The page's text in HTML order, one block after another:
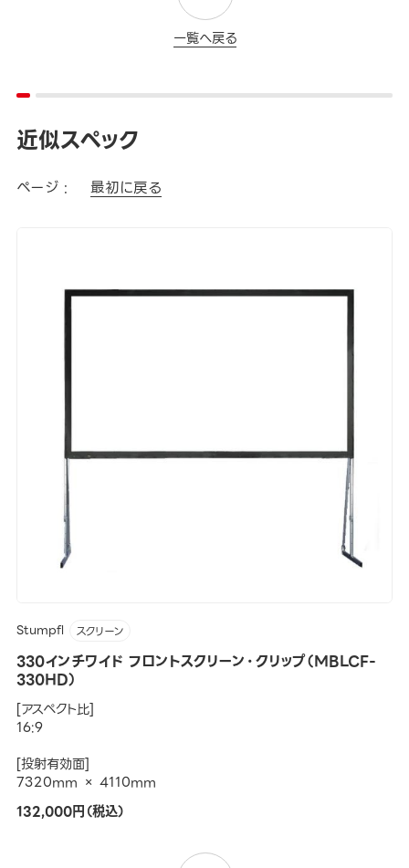
一覧へ戻る
近似スペック
ページ : 最初に戻る
Stumpfl スクリーン
330インチワイド フロントスクリーン・クリップ（MBLCF-
330HD）
[アスペクト比]
16:9
[投射有効面]
7320mm × 4110mm
132,000円（税込）